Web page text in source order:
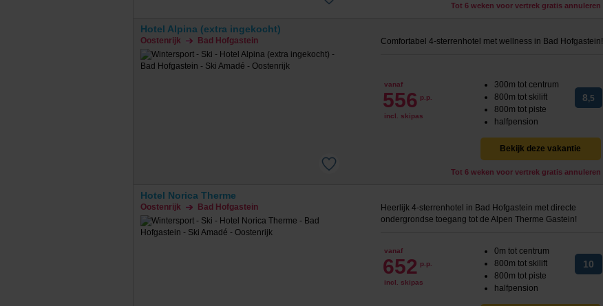
Tot 6 weken voor vertrek gratis annuleren
Hotel Alpina (extra ingekocht)
Oostenrijk Bad Hofgastein Comfortabel 4-sterrenhotel met wellness in Bad Hofgastein!
vanaf
556 p.p.
incl. skipas
300m tot centrum
800m tot skilift
800m tot piste
halfpension
8,5
Bekijk deze vakantie
Tot 6 weken voor vertrek gratis annuleren
Hotel Norica Therme
Oostenrijk Bad Hofgastein
Heerlijk 4-sterrenhotel in Bad Hofgastein met directe
ondergrondse toegang tot de Alpen Therme Gastein!
vanaf
652 p.p.
incl. skipas
0m tot centrum
800m tot skilift
800m tot piste
halfpension
10